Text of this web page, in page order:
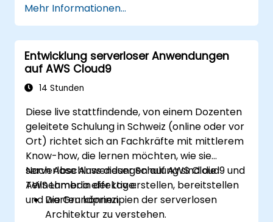
Test-, Überwachungs- und
Bereitstellungsprozesse mit AWS Cloud9
zu automatisieren.
AWS-Dienste wie Lambda, EC2 und S3 in
DevOps-Arbeitsabläufe zu integrieren.
Quellcodeverwaltungssysteme wie
Cloud9 zu nutzen.
Mehr Informationen...
Entwicklung serverloser Anwendungen
auf AWS Cloud9
14 Stunden
Diese live stattfindende, von einem Dozenten
geleitete Schulung in Schweiz (online oder vor
Ort) richtet sich an Fachkräfte mit mittlerem
Know-how, die lernen möchten, wie sie
serverlose Anwendungen auf AWS Cloud9 und
AWS Lambda effektiv erstellen, bereitstellen
und warten können.
Nach Abschluss dieser Schulung sind die
Teilnehmer in der Lage:
Die Grundprinzipien der serverlosen
Architektur zu verstehen.